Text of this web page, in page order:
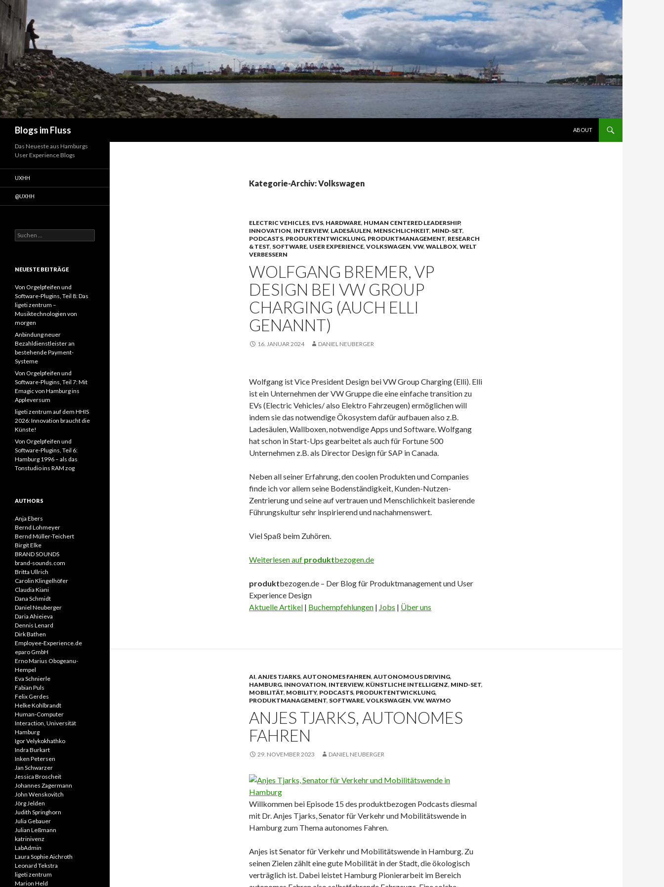
Blogs im Fluss
ABOUT
Kategorie-Archiv: Volkswagen
ELECTRIC VEHICLES, EVS, HARDWARE, HUMAN CENTERED LEADERSHIP,
INNOVATION, INTERVIEW, LADESÄULEN, MENSCHLICHKEIT, MIND-SET,
PODCASTS, PRODUKTENTWICKLUNG, PRODUKTMANAGEMENT, RESEARCH
& TEST, SOFTWARE, USER EXPERIENCE, VOLKSWAGEN, VW, WALLBOX, WELT
VERBESSERN
WOLFGANG BREMER, VP
DESIGN BEI VW GROUP
CHARGING (AUCH ELLI
GENANNT)
16. JANUAR 2024 DANIEL NEUBERGER
Wolfgang ist Vice President Design bei VW Group Charging (Elli). Elli
ist ein Unternehmen der VW Gruppe die eine einfache transition zu
EVs (Electric Vehicles/ also Elektro Fahrzeugen) ermöglichen will
indem sie das notwendige Ökosystem dafür aufbauen also z.B.
Ladesäulen, Wallboxen, notwendige Apps und Software. Wolfgang
hat schon in Start-Ups gearbeitet als auch für Fortune 500
Unternehmen z.B. als Director Design für SAP in Canada.
Neben all seiner Erfahrung, den coolen Produkten und Companies
finde ich vor allem seine Bodenständigkeit, Kunden-Nutzen-
Zentrierung und seine auf vertrauen und Menschlichkeit basierende
Führungskultur sehr inspirierend und nachahmenswert.
Viel Spaß beim Zuhören.
Weiterlesen auf produktbezogen.de
produktbezogen.de – Der Blog für Produktmanagement und User
Experience Design
Aktuelle Artikel | Buchempfehlungen | Jobs | Über uns
AI, ANJES TJARKS, AUTONOMES FAHREN, AUTONOMOUS DRIVING,
HAMBURG, INNOVATION, INTERVIEW, KÜNSTLICHE INTELLIGENZ, MIND-SET,
MOBILITÄT, MOBILITY, PODCASTS, PRODUKTENTWICKLUNG,
PRODUKTMANAGEMENT, SOFTWARE, VOLKSWAGEN, VW, WAYMO
ANJES TJARKS, AUTONOMES
FAHREN
29. NOVEMBER 2023 DANIEL NEUBERGER
Willkommen bei Episode 15 des produktbezogen Podcasts diesmal
mit Dr. Anjes Tjarks, Senator für Verkehr und Mobilitätswende in
Hamburg zum Thema autonomes Fahren.
Anjes ist Senator für Verkehr und Mobilitätswende in Hamburg. Zu
seinen Zielen zählt eine gute Mobilität in der Stadt, die ökologisch
verträglich ist. Dabei leistet Hamburg Pionierarbeit im Bereich
Das Neueste aus Hamburgs
User Experience Blogs
UXHH
@UXHH
Suchen
nach:
NEUESTE BEITRÄGE
Von Orgelpfeifen und
Software-Plugins, Teil 8: Das
ligeti zentrum –
Musiktechnologien von
morgen
Anbindung neuer
Bezahldienstleister an
bestehende Payment-
Systeme
Von Orgelpfeifen und
Software-Plugins, Teil 7: Mit
Emagic von Hamburg ins
Appleversum
ligeti zentrum auf dem HHIS
2026: Innovation braucht die
Künste!
Von Orgelpfeifen und
Software-Plugins, Teil 6:
Hamburg 1996 – als das
Tonstudio ins RAM zog
AUTHORS
Anja Ebers
Bernd Lohmeyer
Bernd Müller-Teichert
Birgit Elke
BRAND SOUNDS
brand-sounds.com
Britta Ullrich
Carolin Klingelhöfer
Claudia Kiani
Dana Schmidt
Daniel Neuberger
Daria Ahieieva
Dennis Lenard
Dirk Bathen
Employee-Experience.de
eparo GmbH
Erno Marius Obogeanu-
Hempel
Eva Schnierle
Fabian Puls
Felix Gerdes
Helke Kohlbrandt
Human-Computer
Interaction, Universität
Hamburg
Igor Velykokhathko
Indra Burkart
Inken Petersen
Jan Schwarzer
Jessica Broscheit
Johannes Zagermann
John Wenskovitch
Jörg Jelden
Judith Springhorn
Julia Gebauer
Julian Leßmann
katrinivenz
LabAdmin
Laura Sophie Aichroth
Leonard Tekstra
ligeti zentrum
Marion Held